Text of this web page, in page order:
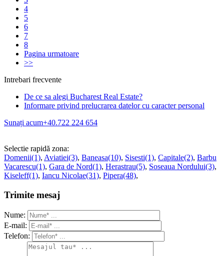
4
5
6
7
8
Pagina urmatoare
>>
Intrebari frecvente
De ce sa alegi Bucharest Real Estate?
Informare privind prelucrarea datelor cu caracter personal
Sunați acum+40.722 224 654
Selectie rapidă zona:
Domenii(1), Aviatiei(3), Baneasa(10), Sisesti(1), Capitale(2), Barbu
Vacarescu(1), Gara de Nord(1), Herastrau(5), Soseaua Nordului(3),
Kiseleff(1), Iancu Nicolae(31), Pipera(48),
Trimite mesaj
Nume:
E-mail:
Telefon: